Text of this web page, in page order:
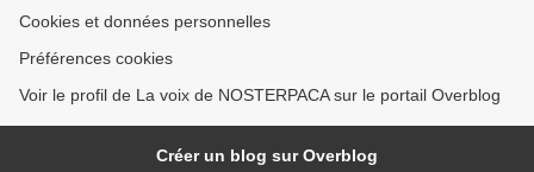
Cookies et données personnelles
Préférences cookies
Voir le profil de La voix de NOSTERPACA sur le portail Overblog
Créer un blog sur Overblog